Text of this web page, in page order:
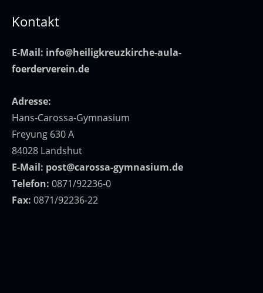
Kontakt
E-Mail: info@heiligkreuzkirche-aula-
foerderverein.de
Adresse:
Hans-Carossa-Gymnasium
Freyung 630 A
84028 Landshut
E-Mail: post@carossa-gymnasium.de
Telefon: 0871/92236-0
Fax: 0871/92236-22